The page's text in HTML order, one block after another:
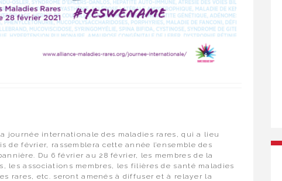
journée internationale des maladies rares, qui a lieu
février, rassemblera cette année l’ensemble des
Du 6 février au 28 février, les membres de la
les associations membres, les filières de santé maladies
rares, etc. seront amenés à diffuser et à relayer la